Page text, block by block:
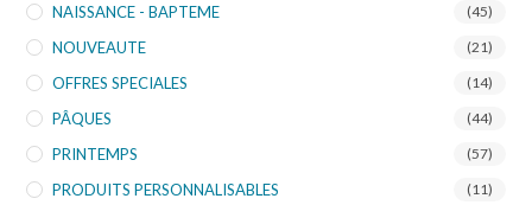
NAISSANCE - BAPTEME (45)
NOUVEAUTE (21)
OFFRES SPECIALES (14)
PÂQUES (44)
PRINTEMPS (57)
PRODUITS PERSONNALISABLES (11)